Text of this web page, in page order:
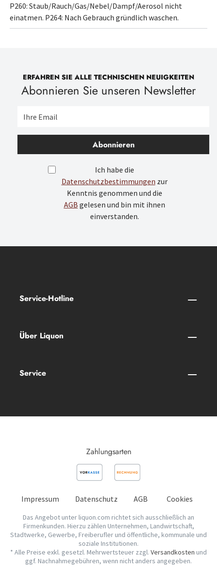
P260: Staub/Rauch/Gas/Nebel/Dampf/Aerosol nicht
einatmen. P264: Nach Gebrauch gründlich waschen.
ERFAHREN SIE ALLE TECHNISCHEN NEUIGKEITEN
Abonnieren Sie unseren Newsletter
Abonnieren
Ich habe die
Datenschutzbestimmungen zur
Kenntnis genommen und die
AGB gelesen und bin mit ihnen
einverstanden.
Service-Hotline
Über Liquon
Service
Zahlungsarten
Impressum Datenschutz AGB Cookies
Das Angebot unter liquon.com richtet sich ausschließlich an
Firmenkunden. Hierzu zählen Unternehmen, Landwirtschaft,
Stadtwerke, Gewerbe, Freiberufler und öffentliche, kommunale und
soziale Institutionen.
* Alle Preise exkl. gesetzl. Mehrwertsteuer zzgl. Versandkosten und
ggf. Nachnahmegebühren, wenn nicht anders angegeben.